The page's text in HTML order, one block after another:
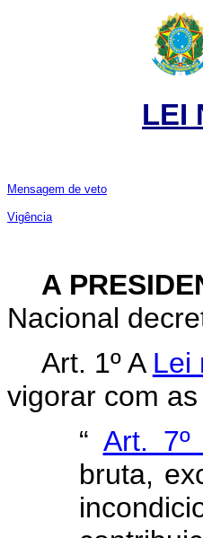
LEI
Mensagem de veto
Vigência
A
Nacional
Art. 1º A Lei
vigorar com
“ Art. 7º
bruta,